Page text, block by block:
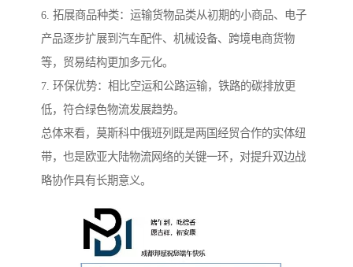
6. 拓展商品种类：运输货物品类从初期的小商品、电子
产品逐步扩展到汽车配件、机械设备、跨境电商货物
等，贸易结构更加多元化。
7. 环保优势：相比空运和公路运输，铁路的碳排放更
低，符合绿色物流发展趋势。
总体来看，莫斯科中俄班列既是两国经贸合作的实体纽
带，也是欧亚大陆物流网络的关键一环，对提升双边战
略协作具有长期意义。